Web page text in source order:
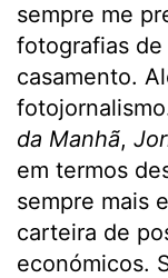
sempre me
fotografias
casamento.
da Manhã,
em termos
sempre mais
carteira de
económicos.